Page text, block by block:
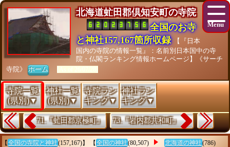
北海道虻田郡倶知安町の寺院
全国のお寺
と神社157,167箇所収録
【『日本
国内の寺院の情報一覧』：名前別日本国中の寺
院・仏閣ランキング情報ホームページ】《サーチ
寺院》ホーム [As of 26/07/28]
寺院一覧
(県別)▼
神社一覧
(県別)▼
寺院ラン
キング▼
神社ラン
キング▼
71.『虻田郡京極町』 73.『岩内郡共和町』
【 全国の寺院と神社(157,167)】 【 全国の神社(80,507) 北海道の神社(786)